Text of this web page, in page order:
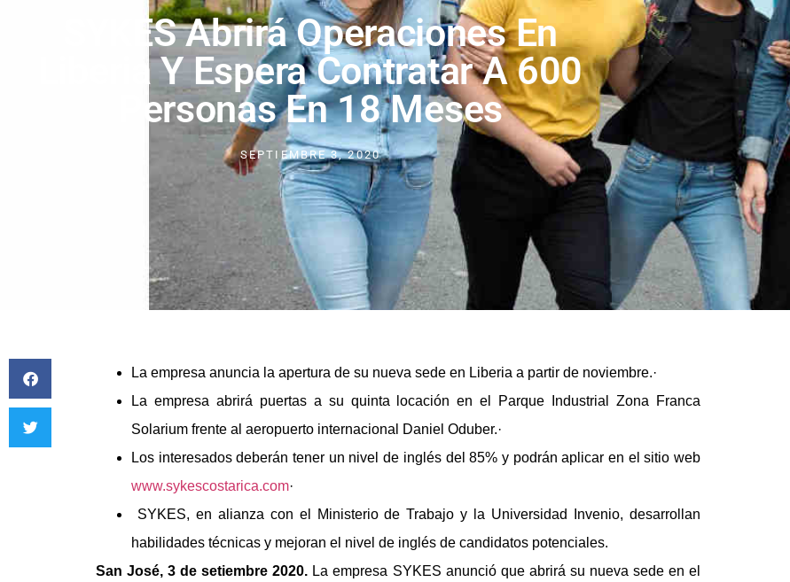
SYKES Abrirá Operaciones En
Liberia Y Espera Contratar A 600
Personas En 18 Meses
SEPTIEMBRE 3, 2020
La empresa anuncia la apertura de su nueva sede en Liberia a partir de noviembre.·
La empresa abrirá puertas a su quinta locación en el Parque Industrial Zona Franca
Solarium frente al aeropuerto internacional Daniel Oduber.·
Los interesados deberán tener un nivel de inglés del 85% y podrán aplicar en el sitio web
www.sykescostarica.com·
SYKES, en alianza con el Ministerio de Trabajo y la Universidad Invenio, desarrollan
habilidades técnicas y mejoran el nivel de inglés de candidatos potenciales.
San José, 3 de setiembre 2020. La empresa SYKES anunció que abrirá su nueva sede en el